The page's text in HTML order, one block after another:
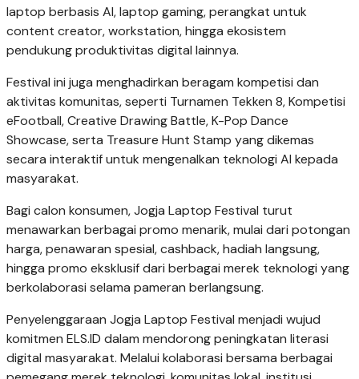
laptop berbasis AI, laptop gaming, perangkat untuk
content creator, workstation, hingga ekosistem
pendukung produktivitas digital lainnya.
Festival ini juga menghadirkan beragam kompetisi dan
aktivitas komunitas, seperti Turnamen Tekken 8, Kompetisi
eFootball, Creative Drawing Battle, K-Pop Dance
Showcase, serta Treasure Hunt Stamp yang dikemas
secara interaktif untuk mengenalkan teknologi AI kepada
masyarakat.
Bagi calon konsumen, Jogja Laptop Festival turut
menawarkan berbagai promo menarik, mulai dari potongan
harga, penawaran spesial, cashback, hadiah langsung,
hingga promo eksklusif dari berbagai merek teknologi yang
berkolaborasi selama pameran berlangsung.
Penyelenggaraan Jogja Laptop Festival menjadi wujud
komitmen ELS.ID dalam mendorong peningkatan literasi
digital masyarakat. Melalui kolaborasi bersama berbagai